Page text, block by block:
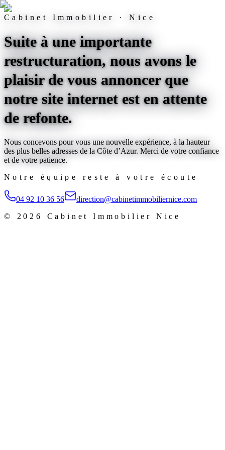
Cabinet Immobilier · Nice
Suite à une importante
restructuration, nous avons le
plaisir de vous annoncer que
notre site internet est en attente
de refonte.
Nous concevons pour vous une nouvelle expérience, à la hauteur
des plus belles adresses de la Côte d’Azur. Merci de votre confiance
et de votre patience.
Notre équipe reste à votre écoute
04 92 10 36 56
direction@cabinetimmobiliernice.com
© 2026 Cabinet Immobilier Nice